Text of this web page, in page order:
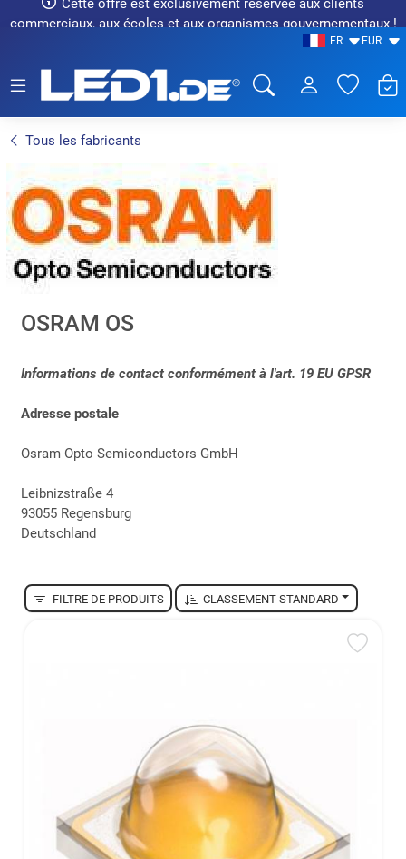
Cette offre est exclusivement réservée aux clients
commerciaux, aux écoles et aux organismes gouvernementaux !
FR EUR
Tous les fabricants
OSRAM OS
Informations de contact conformément à l'art. 19 EU GPSR
Adresse postale
Osram Opto Semiconductors GmbH
Leibnizstraße 4
93055 Regensburg
Deutschland
FILTRE DE PRODUITS CLASSEMENT STANDARD